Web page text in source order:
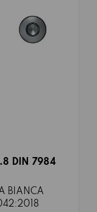
DIN 7984
BIANCA